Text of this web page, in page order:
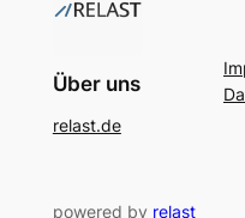
Über uns
relast.de
powered by relast